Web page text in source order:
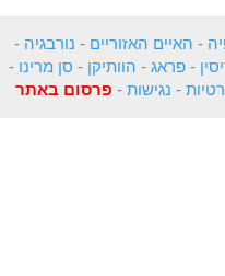
- האיים האזוריים - נורבגיה -
-פראג - הוותיקן - סן מרינו -
- נגישות - פרסום באתר